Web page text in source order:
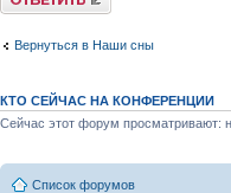
Вернуться в Наши сны
КТО СЕЙЧАС НА КОНФЕРЕНЦИИ
Сейчас этот форум просматривают:
Список форумов